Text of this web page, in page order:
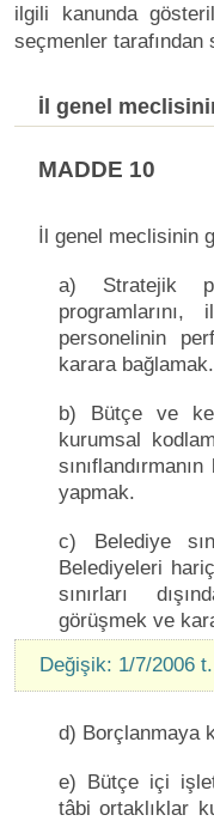
ilgili kanunda
seçmenler
İl genel
MADDE 10
İl genel meclisinin
a) Stratejik
personelinin
karara bağlamak.
b) Bütçe ve
kurumsal
yapmak.
c) Belediye
Belediyeleri
sınırları
görüşmek ve
Değişik: 1/7/2006
d) Borçlanmaya
e) Bütçe içi
tâbi ortaklıklar